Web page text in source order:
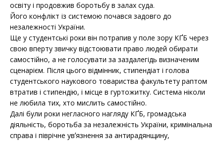
освіту і продовжив боротьбу в залах суда.
Його конфлікт із системою почався задовго до
незалежності України.
Ще у студентські роки він потрапив у поле зору КҐБ через
свою вперту звичку відстоювати право людей обирати
самостійно, а не голосувати за заздалегідь визначеним
сценарієм. Після цього відмінник, стипендіат і голова
студентського наукового товариства факультету раптом
втратив і стипендію, і місце в гуртожитку. Система ніколи
не любила тих, хто мислить самостійно.
Далі були роки негласного нагляду КҐБ, громадська
діяльність, боротьба за незалежність України, кримінальна
справа і піврічне увʼязнення за антирадянщину,